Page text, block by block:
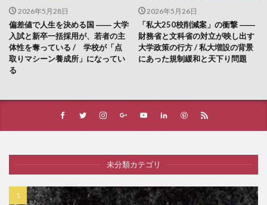
2026年5月28日
偏差値で人生を決める国 ―― 大学
入試と新卒一括採用が、若者の主
体性を奪っている / 学校が「点
取りマシーン養成所」になってい
る
2026年5月26日
「私大250校削減案」の衝撃 ――
財務省と文科省の対立が映し出す
大学政策の行方 / 私大増設の背景
にあった規制緩和と天下り問題
未分類カテゴリ